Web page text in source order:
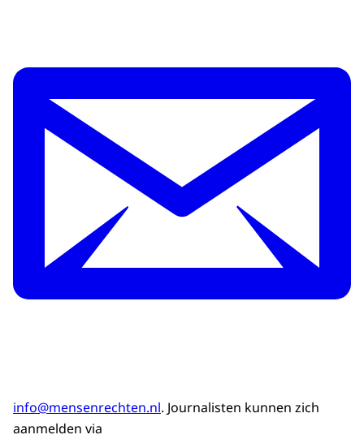
info@mensenrechten.nl. Journalisten kunnen zich
aanmelden via